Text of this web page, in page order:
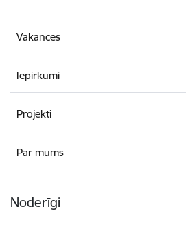
Vakances
Iepirkumi
Projekti
Par mums
Noderīgi